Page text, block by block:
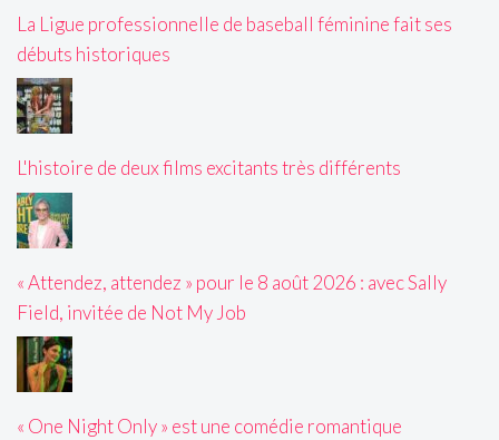
La Ligue professionnelle de baseball féminine fait ses
débuts historiques
L'histoire de deux films excitants très différents
« Attendez, attendez » pour le 8 août 2026 : avec Sally
Field, invitée de Not My Job
« One Night Only » est une comédie romantique